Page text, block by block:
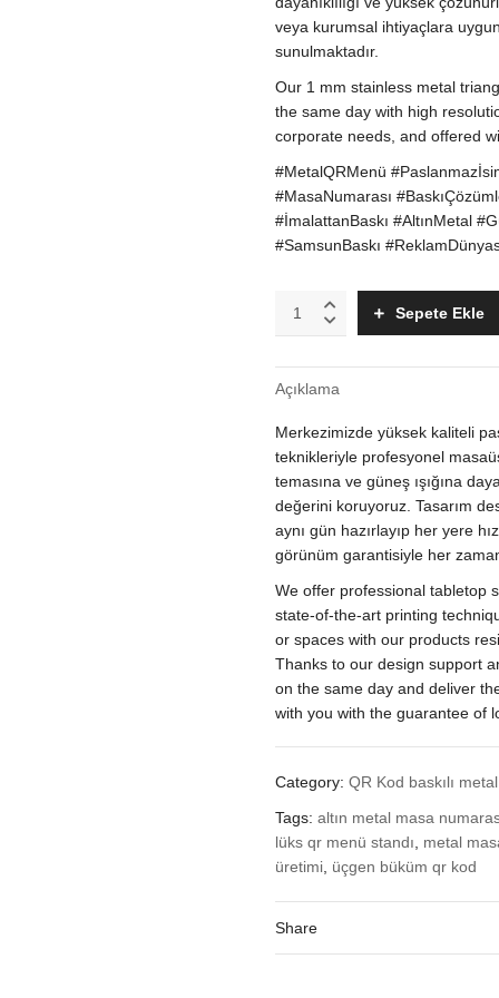
veya kurumsal ihtiyaçlara
sunulmaktadır.
Our 1 mm stainless metal
the same day with high
corporate needs, and offered
#MetalQRMenü
#MasaNumarası
#İmalattanBaskı #AltınMetal
#SamsunBaskı
mm
Paslanmaz
Metal
Büküm
QR
Kod
Masa
İsimliği
quantity
Sepete Ekle
Açıklama
Merkezimizde yüksek kaliteli
teknikleriyle profesyonel
temasına ve güneş ışığına
değerini koruyoruz. Tasarım
aynı gün hazırlayıp her yere
görünüm garantisiyle her
We offer professional tabletop
state-of-the-art printing
or spaces with our products
Thanks to our design support
on the same day and deliver
with you with the guarantee of
Category:QR Kod baskılı
Tags:altın metal masa
lüks qr menü standı
metal
üretimi üçgen büküm qr kod
Share